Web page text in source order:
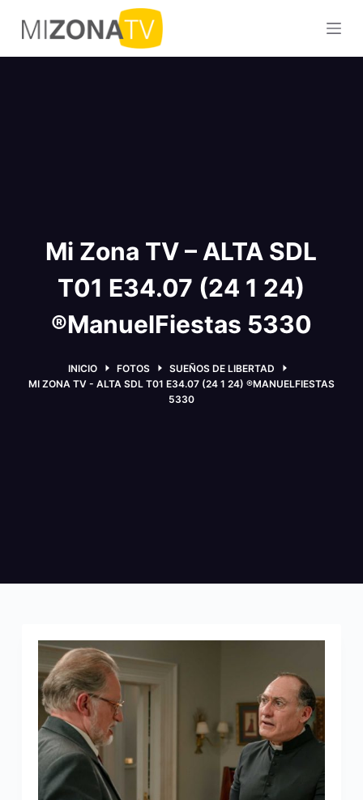
S
a
l
Mi Zona TV – ALTA SDL
T01 E34.07 (24 1 24)
®ManuelFiestas 5330
INICIO FOTOS
SUEÑOS DE LIBERTAD
MI ZONA TV - ALTA SDL T01 E34.07 (24 1 24) ®MANUELFIESTAS
5330